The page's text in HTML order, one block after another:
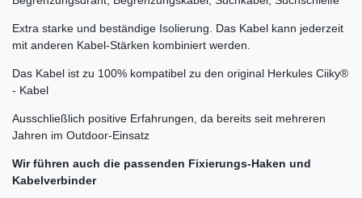
Extra starke und beständige Isolierung. Das Kabel kann jederzeit
mit anderen Kabel-Stärken kombiniert werden.
Das Kabel ist zu 100% kompatibel zu den original Herkules Ciiky®
- Kabel
Ausschließlich positive Erfahrungen, da bereits seit mehreren
Jahren im Outdoor-Einsatz
Wir führen auch die passenden Fixierungs-Haken und
Kabelverbinder